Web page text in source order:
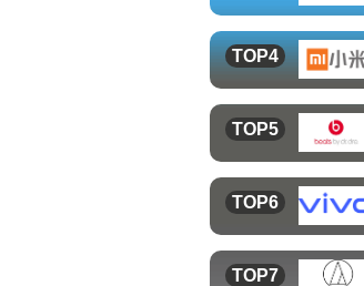
TOP4
TOP5
TOP6
TOP7